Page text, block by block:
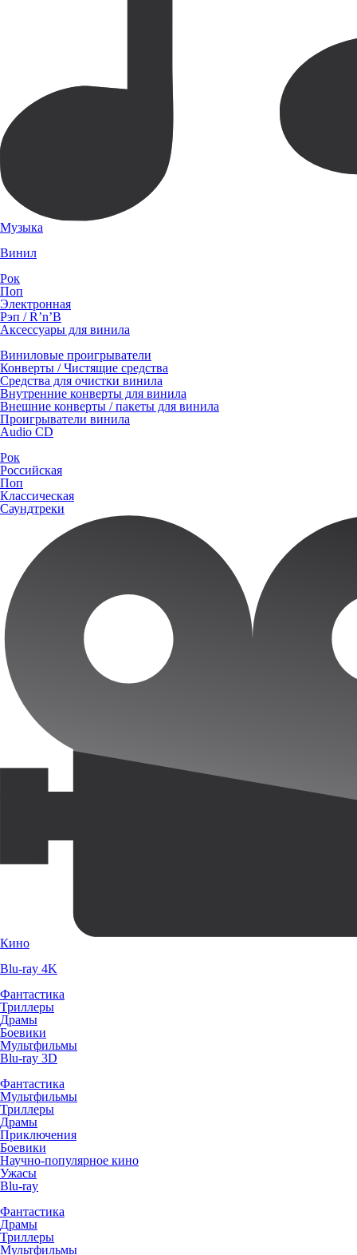
Музыка
Винил
Рок
Поп
Электронная
Рэп / R’n’B
Аксессуары для винила
Виниловые проигрыватели
Конверты / Чистящие средства
Средства для очистки винила
Внутренние конверты для винила
Внешние конверты / пакеты для винила
Проигрыватели винила
Audio CD
Рок
Российская
Поп
Классическая
Саундтреки
Кино
Blu-ray 4K
Фантастика
Триллеры
Драмы
Боевики
Мультфильмы
Blu-ray 3D
Фантастика
Мультфильмы
Триллеры
Драмы
Приключения
Боевики
Научно-популярное кино
Ужасы
Blu-ray
Фантастика
Драмы
Триллеры
Мультфильмы